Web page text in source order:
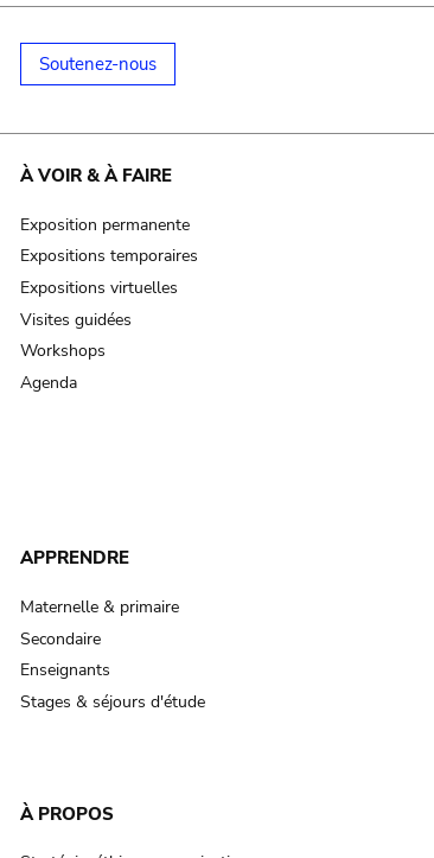
Soutenez-nous
À VOIR & À FAIRE
Exposition permanente
Expositions temporaires
Expositions virtuelles
Visites guidées
Workshops
Agenda
APPRENDRE
Maternelle & primaire
Secondaire
Enseignants
Stages & séjours d'étude
À PROPOS